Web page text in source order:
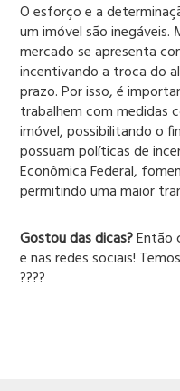
O esforço e a
um imóvel são
mercado se apresenta
incentivando a troca do
prazo. Por isso, é
trabalhem com medidas
imóvel, possibilitando o
possuam políticas de
Econômica Federal,
permitindo uma maior
Gostou das dicas?Então
e nas redes sociais!
????